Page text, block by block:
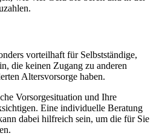
vorteilhaft für Selbstständige,
die keinen Zugang zu anderen
Altersvorsorge haben.
Vorsorgesituation und Ihre
Eine individuelle Beratung
dabei hilfreich sein, um die für Sie